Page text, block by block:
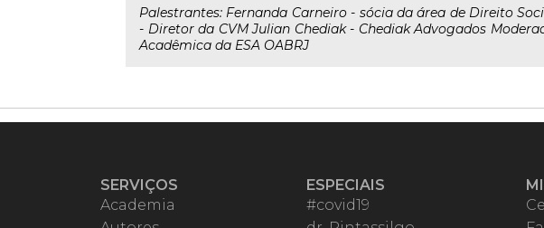
Palestrantes: Fernanda Carneiro - sócia da área de Direito
- Diretor da CVM Julian Chediak - Chediak Advogados
Acadêmica da ESA OABRJ
SERVIÇOS
Academia
ESPECIAIS
#covid19